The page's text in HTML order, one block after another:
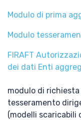
Modulo di prima
Modulo
FIRAFT
dei dati Enti
modulo di
tesseramento
(modelli scaricabili